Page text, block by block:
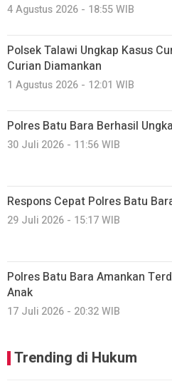
4 Agustus 2026 - 18:55 WIB
Polsek Talawi Ungkap Kasus
Curian Diamankan
1 Agustus 2026 - 12:01 WIB
Polres Batu Bara Berhasil
30 Juli 2026 - 11:56 WIB
Respons Cepat Polres Batu
29 Juli 2026 - 15:17 WIB
Polres Batu Bara Amankan
Anak
17 Juli 2026 - 20:32 WIB
Trending di Hukum